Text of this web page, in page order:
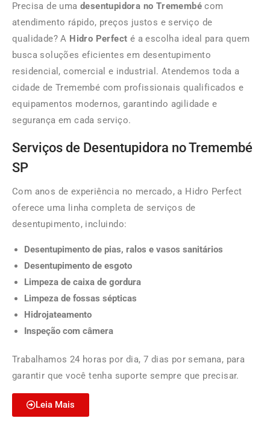
Precisa de uma desentupidora no Tremembé com
atendimento rápido, preços justos e serviço de
qualidade? A Hidro Perfect é a escolha ideal para quem
busca soluções eficientes em desentupimento
residencial, comercial e industrial. Atendemos toda a
cidade de Tremembé com profissionais qualificados e
equipamentos modernos, garantindo agilidade e
segurança em cada serviço.
Serviços de Desentupidora no Tremembé
SP
Com anos de experiência no mercado, a Hidro Perfect
oferece uma linha completa de serviços de
desentupimento, incluindo:
Desentupimento de pias, ralos e vasos sanitários
Desentupimento de esgoto
Limpeza de caixa de gordura
Limpeza de fossas sépticas
Hidrojateamento
Inspeção com câmera
Trabalhamos 24 horas por dia, 7 dias por semana, para
garantir que você tenha suporte sempre que precisar.
Leia Mais